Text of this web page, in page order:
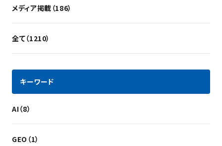
メディア掲載（186）
全て（1210）
キーワード
AI（8）
GEO（1）